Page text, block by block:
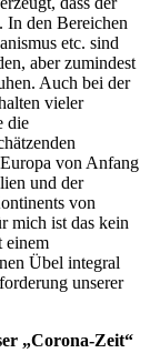
den Bereichen
etc. sind
aber zumindest
Auch bei der
vieler
die
von Anfang
und der
von
mich ist das kein
einem
Übel integral
unserer
„Corona-Zeit“